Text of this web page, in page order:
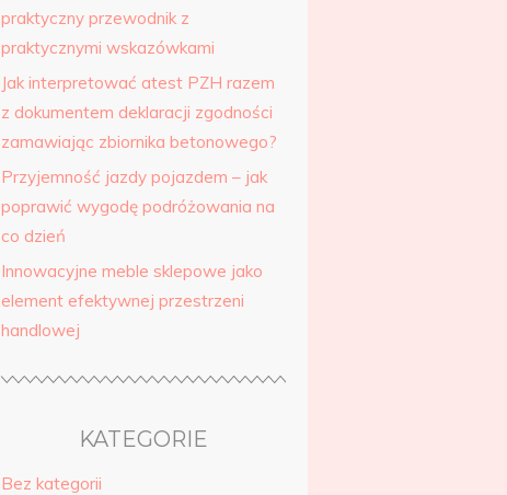
praktyczny przewodnik z
praktycznymi wskazówkami
Jak interpretować atest PZH razem
z dokumentem deklaracji zgodności
zamawiając zbiornika betonowego?
Przyjemność jazdy pojazdem – jak
poprawić wygodę podróżowania na
co dzień
Innowacyjne meble sklepowe jako
element efektywnej przestrzeni
handlowej
KATEGORIE
Bez kategorii